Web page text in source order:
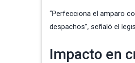
“Perfecciona el amparo
despachos”, señaló el
Impacto en